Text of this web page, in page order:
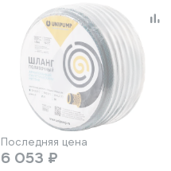
Последняя цена
6 053 ₽